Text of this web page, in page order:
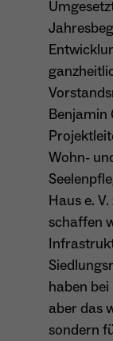
Anbieter
Laufzeit 4
Zweck
-
Benjamin
Wohn-
Haus e.
schaffen
haben
aber das
sondern